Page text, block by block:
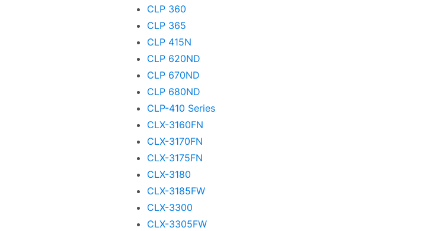
CLP 360
CLP 365
CLP 415N
CLP 620ND
CLP 670ND
CLP 680ND
CLP-410 Series
CLX-3160FN
CLX-3170FN
CLX-3175FN
CLX-3180
CLX-3185FW
CLX-3300
CLX-3305FW